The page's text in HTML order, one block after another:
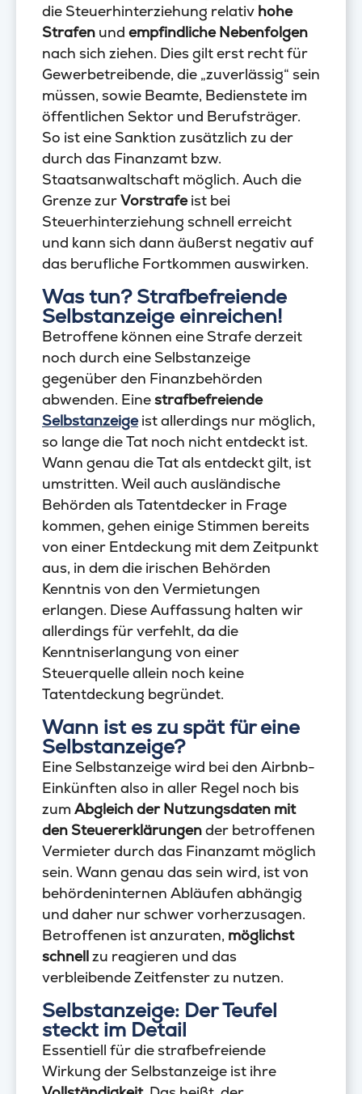
die Steuerhinterziehung relativ hohe
Strafen und empfindliche Nebenfolgen
nach sich ziehen. Dies gilt erst recht für
Gewerbetreibende, die „zuverlässig“ sein
müssen, sowie Beamte, Bedienstete im
öffentlichen Sektor und Berufsträger.
So ist eine Sanktion zusätzlich zu der
durch das Finanzamt bzw.
Staatsanwaltschaft möglich. Auch die
Grenze zurVorstrafeist bei
Steuerhinterziehung schnell erreicht
und kann sich dann äußerst negativ auf
das berufliche Fortkommen auswirken.
Was tun? Strafbefreiende
Selbstanzeige einreichen!
Betroffene können eine Strafe derzeit
noch durch eine Selbstanzeige
gegenüber den Finanzbehörden
abwenden. Einestrafbefreiende
Selbstanzeigeist allerdings nur möglich,
so lange die Tat noch nicht entdeckt ist.
Wann genau die Tat als entdeckt gilt, ist
umstritten. Weil auch ausländische
Behörden als Tatentdecker in Frage
kommen, gehen einige Stimmen bereits
von einer Entdeckung mit dem Zeitpunkt
aus, in dem die irischen Behörden
Kenntnis von den Vermietungen
erlangen. Diese Auffassung halten wir
allerdings für verfehlt, da die
Kenntniserlangung von einer
Steuerquelle allein noch keine
Tatentdeckung begründet.
Wann ist es zu spät für eine
Selbstanzeige?
Eine Selbstanzeige wird bei den Airbnb-
Einkünften also in aller Regel noch bis
zum Abgleich der Nutzungsdaten mit
den Steuererklärungender betroffenen
Vermieter durch das Finanzamt möglich
sein. Wann genau das sein wird, ist von
behördeninternen Abläufen abhängig
und daher nur schwer vorherzusagen.
Betroffenen ist anzuraten, möglichst
schnellzu reagieren und das
verbleibende Zeitfenster zu nutzen.
Selbstanzeige: Der Teufel
steckt im Detail
Essentiell für die strafbefreiende
Wirkung der Selbstanzeige ist ihre